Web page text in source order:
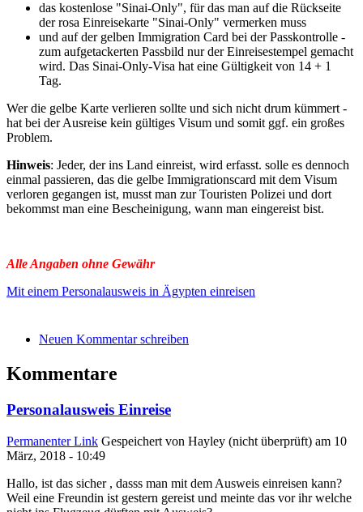
das kostenlose "Sinai-Only", für das man auf die Rückseite
der rosa Einreisekarte "Sinai-Only" vermerken muss
und auf der gelben Immigration Card bei der Passkontrolle -
zum aufgetackerten Passbild nur der Einreisestempel gemacht
wird. Das Sinai-Only-Visa hat eine Gültigkeit von 14 + 1
Tag.
Wer die gelbe Karte verlieren sollte und sich nicht drum kümmert -
hat bei der Ausreise kein gültiges Visum und somit ggf. ein großes
Problem.
Hinweis: Jeder, der ins Land einreist, wird erfasst. solle es dennoch
einmal passieren, das die gelbe Immigrationscard mit dem Visum
verloren gegangen ist, musst man zur Touristen Polizei und dort
bekommst man eine Bescheinigung, wann man eingereist bist.
Alle Angaben ohne Gewähr
Mit einem Personalausweis in Ägypten einreisen
Neuen Kommentar schreiben
Kommentare
Personalausweis Einreise
Permanenter Link Gespeichert von Hayley (nicht überprüft) am 10
März, 2018 - 10:49
Hallo, ist das sicher , dasss man mit dem Ausweis einreisen kann?
Weil eine Freundin ist gestern gereist und meinte das vor ihr welche